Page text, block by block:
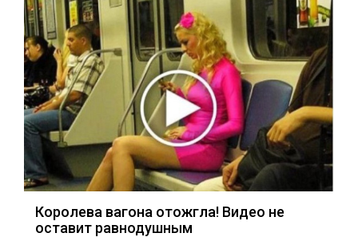
Королева вагона отожгла! Видео не
оставит равнодушным